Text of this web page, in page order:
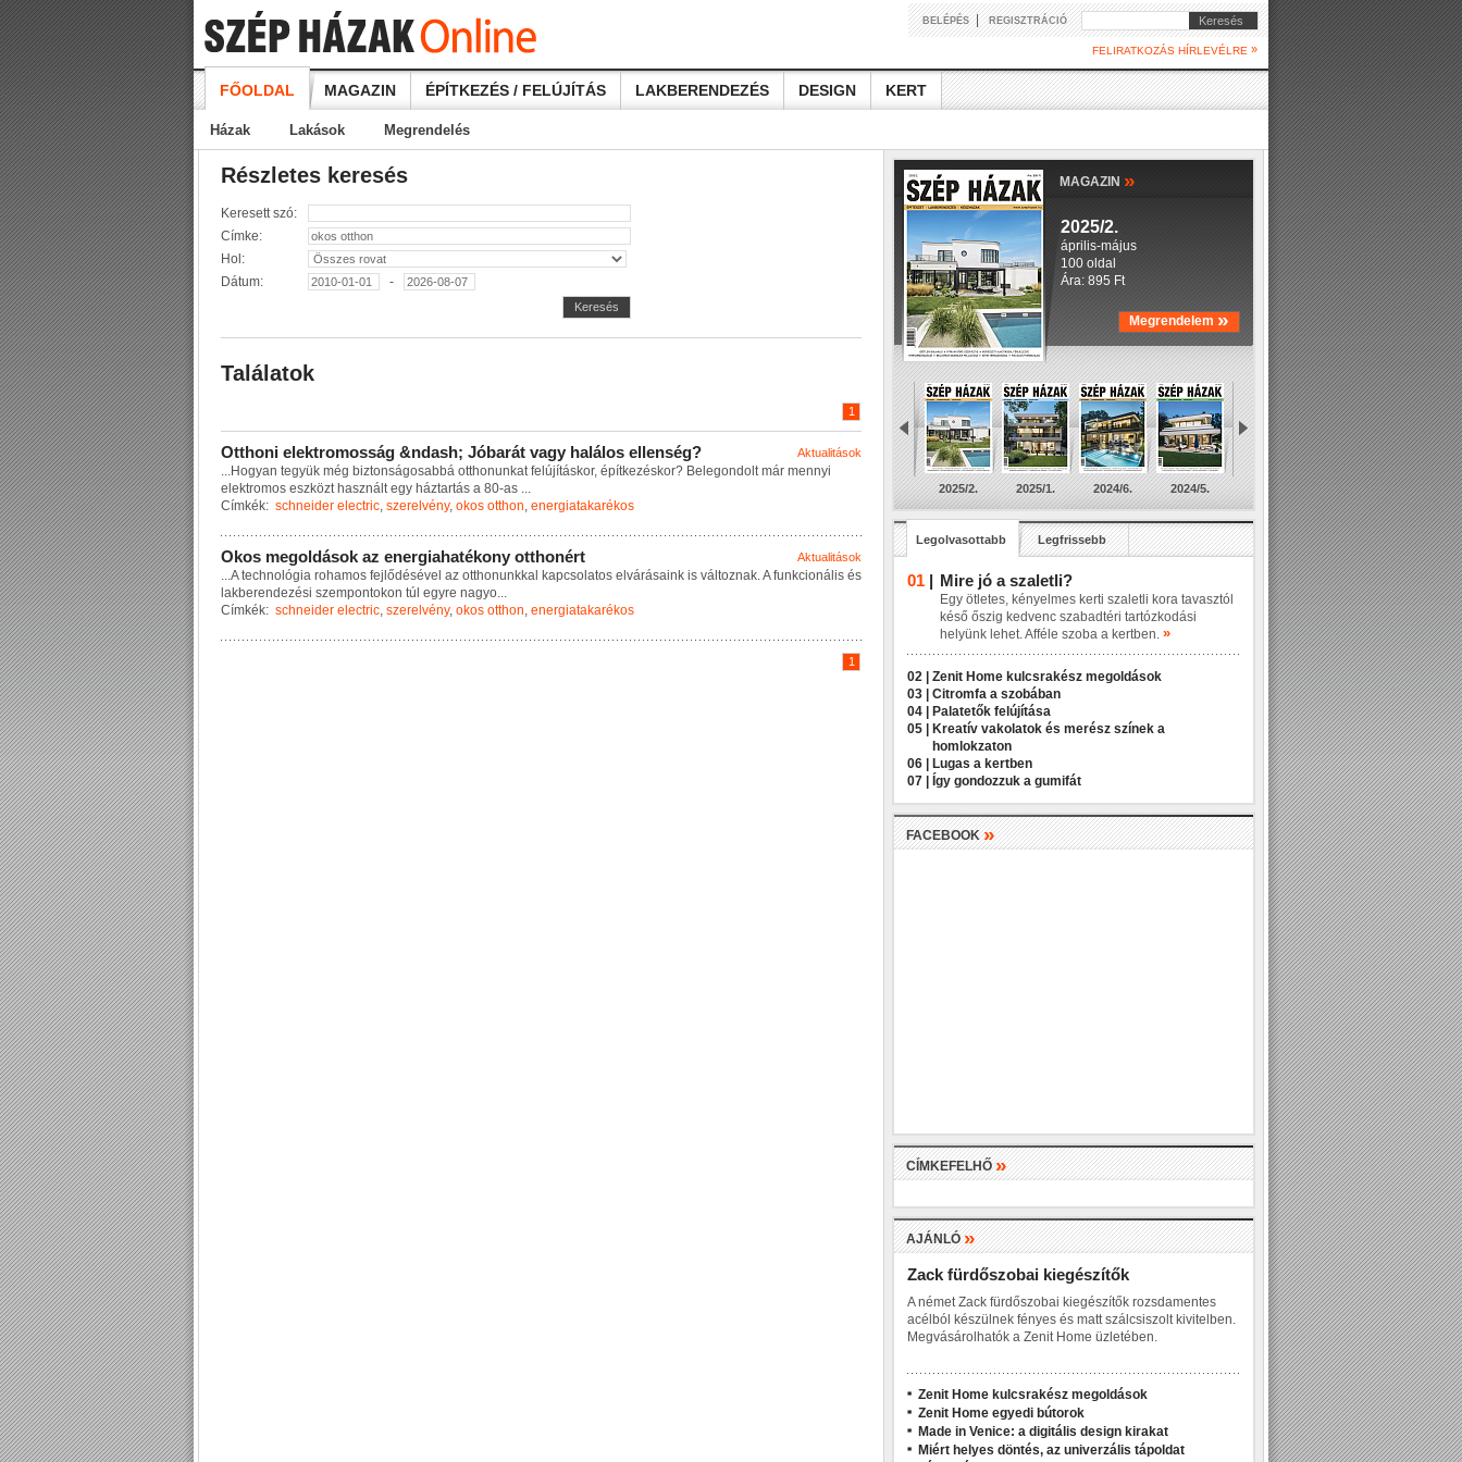
BELÉPÉS| REGISZTRÁCIÓ Keresés
FELIRATKOZÁS HÍRLEVÉLRE »
FŐOLDAL MAGAZIN ÉPÍTKEZÉS / FELÚJÍTÁS LAKBERENDEZÉS DESIGN KERT
Házak Lakások Megrendelés
Részletes keresés
Keresett szó:
Címke:
Hol:
Dátum:
-
Keresés
Találatok
1
Aktualitások
Otthoni elektromosság &ndash; Jóbarát vagy halálos ellenség?
...Hogyan tegyü k még biztonságosabbá otthonun kat fe újításkor, építkezéskor? Be egondo t már mennyi
e e ktromos eszközt haszná t egy háztartás a 80-as ...
Címkék: schneider electric, szerelvény, okos otthon, energiatakarékos
Aktualitások
Okos megoldások az energiahatékony otthonért
...A techno ógia rohamos fej ődéséve az otthonun kka kapcso atos e várásain k is vá toznak.A fun kcioná is és
akberendezési szempontokon tú egyre nagyo...
Címkék: schneider electric, szerelvény, okos otthon, energiatakarékos
1
MAGAZIN »
2025/2.
április-május
100 oldal
Ára: 895 Ft
Megrendelem »
2025/2. 2025/1. 2024/6. 2024/5.
Legolvasottabb Legfrissebb
01 | Mire jó a szaletli?
Egy ötletes, kényelmes kerti szaletli kora tavasztól
késő őszig kedvenc szabadtéri tartózkodási
helyünk lehet. Afféle szoba a kertben. »
02 |
Zenit Home kulcsrakész megoldások
03 |
Citromfa a szobában
04 |
Palatetők felújítása
05 |
Kreatív vakolatok és merész színek a
homlokzaton
06 |
Lugas a kertben
07 |
Így gondozzuk a gumifát
FACEBOOK»
CÍMKEFELHŐ»
AJÁNLÓ»
Zack fürdőszobai kiegészítők
A német Zack fürdőszobai kiegészítők rozsdamentes
acélból készülnek fényes és matt szálcsiszolt kivitelben.
Megvásárolhatók a Zenit Home üzletében.
Zenit Home kulcsrakész megoldások
Zenit Home egyedi bútorok
Made in Venice: a digitális design kirakat
Miért helyes döntés, az univerzális tápoldat